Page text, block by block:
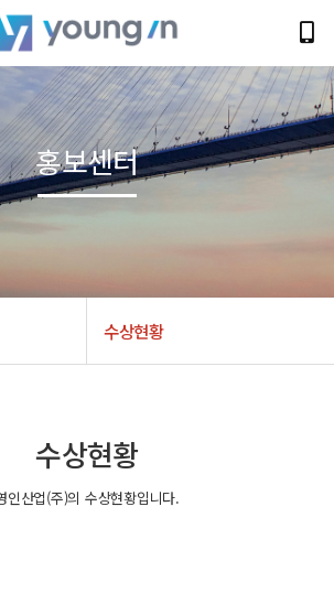
수상현황
홍보센터
수상현황
인산업(주)의 수상현황입니다.